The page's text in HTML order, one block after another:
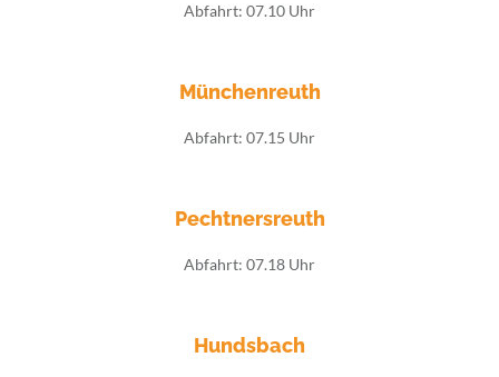
Abfahrt: 07.10 Uhr
Münchenreuth
Abfahrt: 07.15 Uhr
Pechtnersreuth
Abfahrt: 07.18 Uhr
Hundsbach